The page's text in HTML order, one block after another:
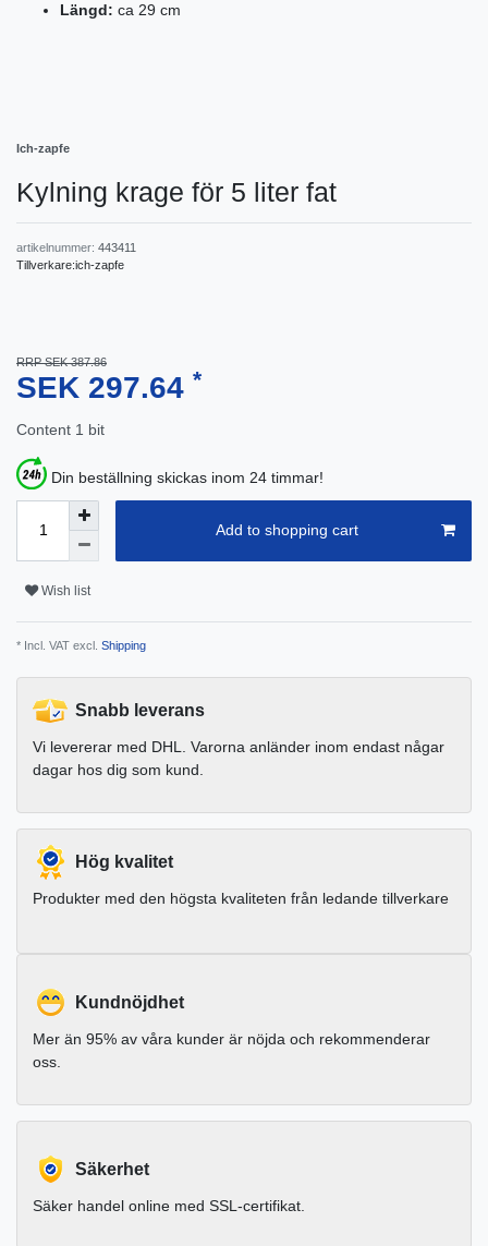
Längd: ca 29 cm
Ich-zapfe
Kylning krage för 5 liter fat
artikelnummer: 443411
Tillverkare:ich-zapfe
RRP SEK 387.86
SEK 297.64 *
Content 1 bit
Din beställning skickas inom 24 timmar!
Add to shopping cart
Wish list
* Incl. VAT excl. Shipping
Snabb leverans
Vi levererar med DHL. Varorna anländer inom endast någar
dagar hos dig som kund.
Hög kvalitet
Produkter med den högsta kvaliteten från ledande tillverkare
Kundnöjdhet
Mer än 95% av våra kunder är nöjda och rekommenderar
oss.
Säkerhet
Säker handel online med SSL-certifikat.